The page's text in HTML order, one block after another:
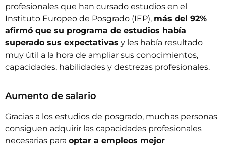
profesionales que han cursado estudios en el
Instituto Europeo de Posgrado (IEP), más del 92%
afirmó que su programa de estudios había
superado sus expectativas y les había resultado
muy útil a la hora de ampliar sus conocimientos,
capacidades, habilidades y destrezas profesionales.
Aumento de salario
Gracias a los estudios de posgrado, muchas personas
consiguen adquirir las capacidades profesionales
necesarias para optar a empleos mejor